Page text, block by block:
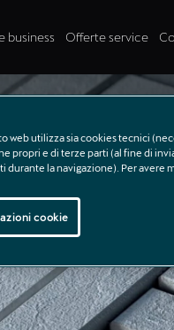
business Offerte service
web utilizza sia cookies tecnici
propri e di terze parti (al fine di
durante la navigazione). Per avere
cookie